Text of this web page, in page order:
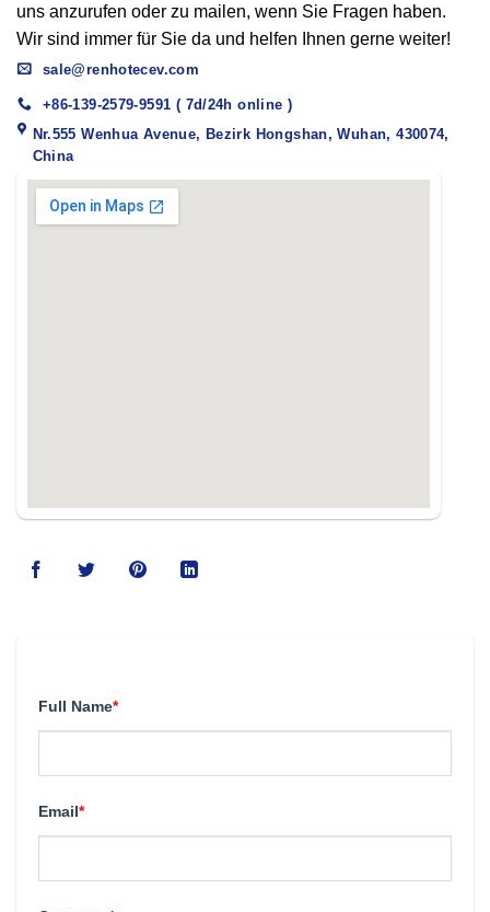
uns anzurufen oder zu mailen, wenn Sie Fragen haben.
Wir sind immer für Sie da und helfen Ihnen gerne weiter!
sale@renhotecev.com
+86-139-2579-9591 ( 7d/24h online )
Nr.555 Wenhua Avenue, Bezirk Hongshan, Wuhan, 430074,
China
Full Name*
Email*